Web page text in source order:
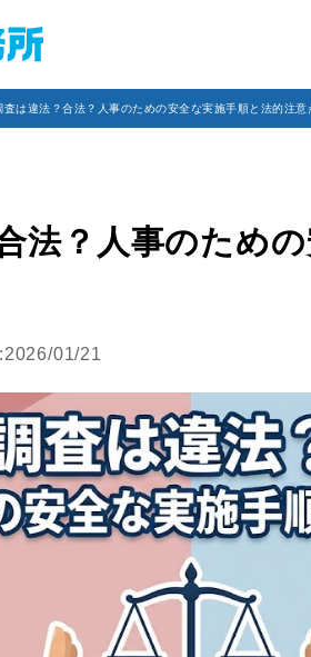
査は違法？合法？人事のための安全な実施手順と法的注意
法？人事のため
01/21